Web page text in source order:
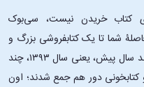
کتاب خریدن نیست، سی‌بوک
شما تا یک کتابفروشی بزرگ و
پروپیمون تنها به اندازۀ یک کلیک شده. چند سال پیش، یعنی سال ۱۳۹۳، چند
دور هم جمع شدند؛ اون‌